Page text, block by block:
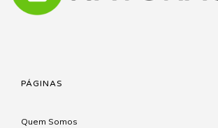
PÁGINAS
Quem Somos